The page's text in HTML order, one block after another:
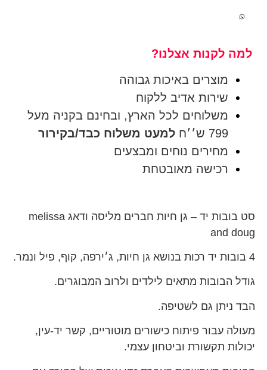
למה לקנות אצלנו?
מוצרים באיכות גבוהה
שירות אדיב ללקוח
משלוחים לכל הארץ, ובחינם בקניה מעל
799 ש׳׳ח
למעט משלוח כבד/בקירור
מחירים נוחים ומבצעים
רכישה מאובטחת
סט בובות יד – גן חיות חברים מליסה ודאג melissa
and doug
4 בובות יד רכות בנושא גן חיות, ג׳ירפה, קוף, פיל ונמר.
גודל הבובות מתאים לילדים ולרוב המבוגרים.
הבד ניתן גם לשטיפה.
מעולה עבור פיתוח כישורים מוטוריים, קשר יד-עין,
יכולות תקשורת וביטחון עצמי.